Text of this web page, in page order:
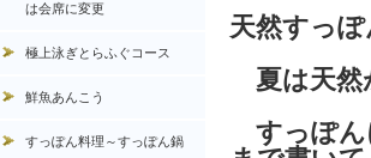
天然すっ
夏は天然
すっぽん
は会席に変更
極上泳ぎとらふぐコース
鮮魚あんこう
すっぽん料理～すっぽん鍋